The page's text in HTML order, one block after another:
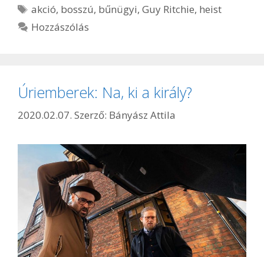
Címkék
akció, bosszú, bűnügyi,Guy Ritchie, heist
Hozzászólás
Úriemberek: Na, ki a király?
2020.02.07. Szerző: Bányász Attila